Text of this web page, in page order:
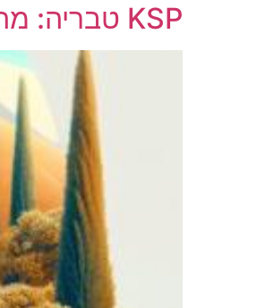
KSP טבריה: מה מציע הסניף לצרכנים באזור הכנרת והעמקים?